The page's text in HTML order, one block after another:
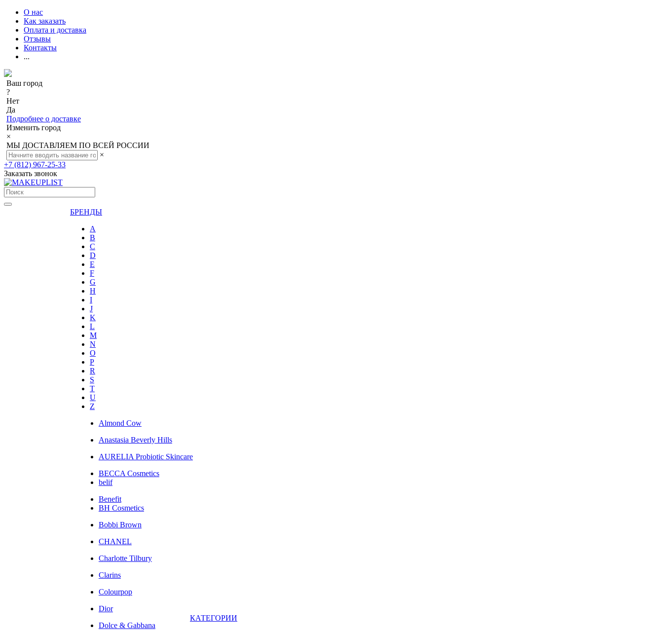
О нас
Как заказать
Оплата и доставка
Отзывы
Контакты
...
Ваш город
?
Нет
Да
Подробнее о доставке
Изменить город
×
МЫ ДОСТАВЛЯЕМ ПО ВСЕЙ РОССИИ
×
+7 (812) 967-25-33
Заказать звонок
БРЕНДЫ
A
B
C
D
E
F
G
H
I
J
K
L
M
N
O
P
R
S
T
U
Z
Almond Cow
Anastasia Beverly Hills
AURELIA Probiotic Skincare
BECCA Cosmetics
belif
Benefit
BH Cosmetics
Bobbi Brown
CHANEL
Charlotte Tilbury
Clarins
Colourpop
Dior
Dolce & Gabbana
КАТЕГОРИИ